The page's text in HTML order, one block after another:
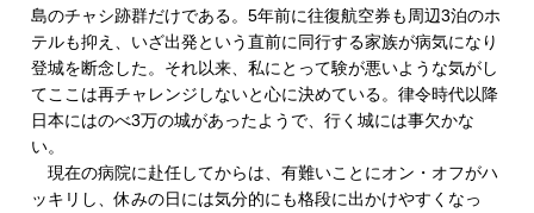
島のチャシ跡群だけである。5年前に往復航空券も周辺3泊のホ
テルも抑え、いざ出発という直前に同行する家族が病気になり
登城を断念した。それ以来、私にとって験が悪いような気がし
てここは再チャレンジしないと心に決めている。律令時代以降
日本にはのべ3万の城があったようで、行く城には事欠かな
い。
現在の病院に赴任してからは、有難いことにオン・オフがハ
ッキリし、休みの日には気分的にも格段に出かけやすくなっ